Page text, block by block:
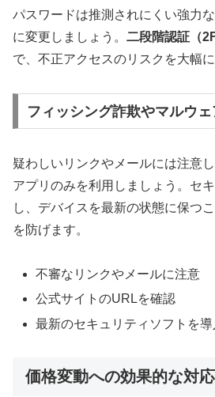
パスワードは推測されにくい強力
に変更しましょう。 二段階認証（
で、不正アクセスのリスクを大幅に
フィッシング詐欺やマルウ
疑わしいリンクやメールには注意
アプリのみを利用しましょう。セ
し、デバイスを最新の状態に保つ
を防げます。
不審なリンクやメールに注意
公式サイトのURLを確認
最新のセキュリティソフトを導
価格変動への効果的な対